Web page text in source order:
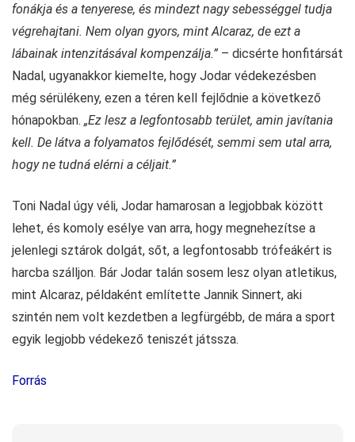
fonákja és a tenyerese, és mindezt nagy sebességgel tudja
végrehajtani. Nem olyan gyors, mint Alcaraz, de ezt a
lábainak intenzitásával kompenzálja.” – dicsérte honfitársát
Nadal, ugyanakkor kiemelte, hogy Jodar védekezésben
még sérülékeny, ezen a téren kell fejlődnie a következő
hónapokban. „Ez lesz a legfontosabb terület, amin javítania
kell. De látva a folyamatos fejlődését, semmi sem utal arra,
hogy ne tudná elérni a céljait.”
Toni Nadal úgy véli, Jodar hamarosan a legjobbak között
lehet, és komoly esélye van arra, hogy megnehezítse a
jelenlegi sztárok dolgát, sőt, a legfontosabb trófeákért is
harcba szálljon. Bár Jodar talán sosem lesz olyan atletikus,
mint Alcaraz, példaként említette Jannik Sinnert, aki
szintén nem volt kezdetben a legfürgébb, de mára a sport
egyik legjobb védekező teniszét játssza.
Forrás